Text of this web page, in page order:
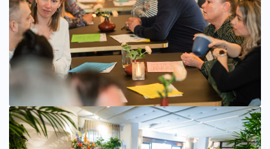
Bekijk afbeelding groter